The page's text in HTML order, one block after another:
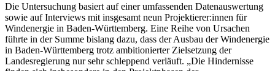
Die Untersuchung basiert auf einer umfassenden Datenauswertung
sowie auf Interviews mit insgesamt neun Projektierer:innen für
Windenergie in Baden-Württemberg. Eine Reihe von Ursachen
führte in der Summe bislang dazu, dass der Ausbau der Windenergie
in Baden-Württemberg trotz ambitionierter Zielsetzung der
Landesregierung nur sehr schleppend verläuft. „Die Hindernisse